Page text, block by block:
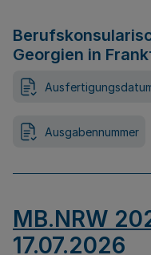
Georgien in
Ausgabennummer
MB.NRW
17.07.2026